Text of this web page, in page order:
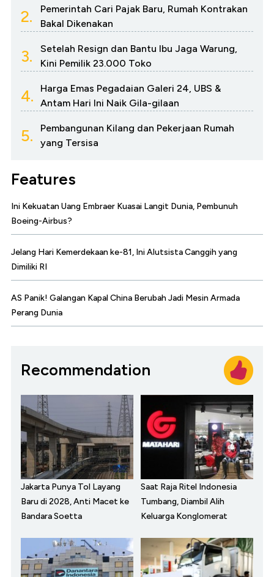
2.
Pemerintah Cari Pajak Baru, Rumah Kontrakan
Bakal Dikenakan
3.
Setelah Resign dan Bantu Ibu Jaga Warung,
Kini Pemilik 23.000 Toko
4.
Harga Emas Pegadaian Galeri 24, UBS &
Antam Hari Ini Naik Gila-gilaan
5.
Pembangunan Kilang dan Pekerjaan Rumah
yang Tersisa
Features
Ini Kekuatan Uang Embraer Kuasai Langit Dunia, Pembunuh
Boeing-Airbus?
Jelang Hari Kemerdekaan ke-81, Ini Alutsista Canggih yang
Dimiliki RI
AS Panik! Galangan Kapal China Berubah Jadi Mesin Armada
Perang Dunia
Recommendation
Jakarta Punya Tol Layang
Baru di 2028, Anti Macet ke
Bandara Soetta
Saat Raja Ritel Indonesia
Tumbang, Diambil Alih
Keluarga Konglomerat